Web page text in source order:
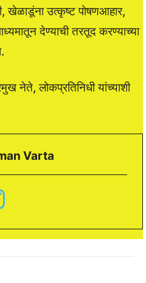
खेळाडूंना उत्कृष्ट पोषणआहार,
देण्याची तरतूद करण्याच्या
नेते, लोकप्रतिनिधी यांच्याशी
Varta